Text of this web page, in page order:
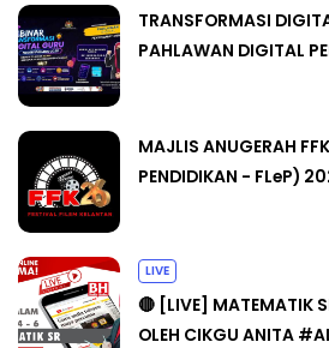
TRANSFORMASI
PAHLAWAN DIGITAL
MAJLIS ANUGERAH
PENDIDIKAN - FLeP)
LIVE
🔴 [LIVE] MATEMATIK
OLEH CIKGU ANITA